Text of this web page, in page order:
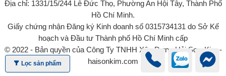
Địa chỉ: 1331/15/244 Lê Đức Thọ, Phường An Hội Tây, Thành Phố
Hồ Chí Minh.
Giấy chứng nhận Đăng ký Kinh doanh số 0315734131 do Sở Kế
hoạch và Đầu tư Thành phố Hồ Chí Minh cấp
© 2022 - Bản quyền của Công Ty TNHH Xây Dựng Hải Sơn Kim -
haisonkim.com
Lọc sản phẩm